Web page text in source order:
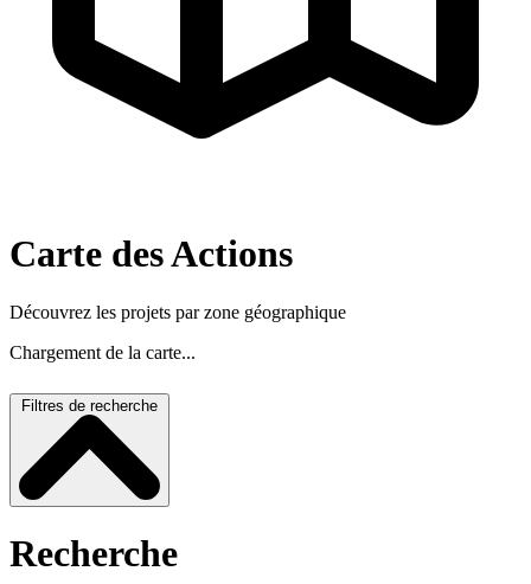
Carte des Actions
Découvrez les projets par zone géographique
Chargement de la carte...
Filtres de recherche
Recherche